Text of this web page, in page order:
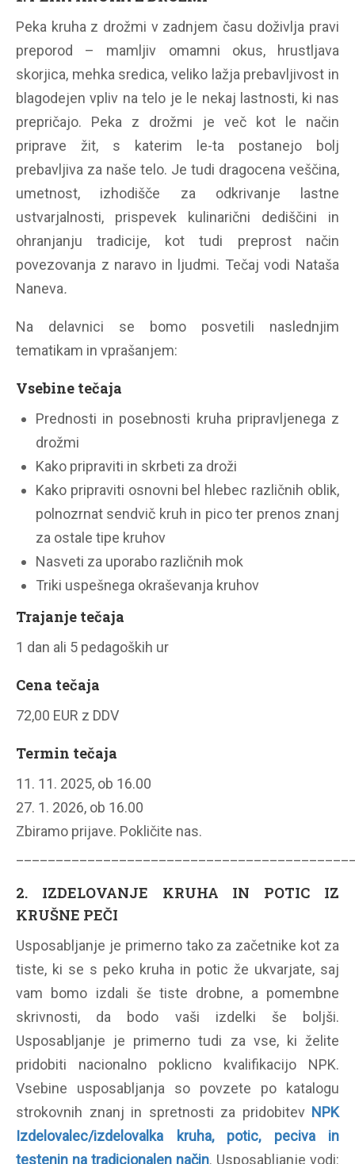
Peka kruha z drožmi v zadnjem času doživlja pravi
preporod – mamljiv omamni okus, hrustljava
skorjica, mehka sredica, veliko lažja prebavljivost in
blagodejen vpliv na telo je le nekaj lastnosti, ki nas
prepričajo. Peka z drožmi je več kot le način
priprave žit, s katerim le-ta postanejo bolj
prebavljiva za naše telo. Je tudi dragocena veščina,
umetnost, izhodišče za odkrivanje lastne
ustvarjalnosti, prispevek kulinarični dediščini in
ohranjanju tradicije, kot tudi preprost način
povezovanja z naravo in ljudmi. Tečaj vodi Nataša
Naneva.
Na delavnici se bomo posvetili naslednjim
tematikam in vprašanjem:
Vsebine tečaja
Prednosti in posebnosti kruha pripravljenega z
drožmi
Kako pripraviti in skrbeti za droži
Kako pripraviti osnovni bel hlebec različnih oblik,
polnozrnat sendvič kruh in pico ter prenos znanj
za ostale tipe kruhov
Nasveti za uporabo različnih mok
Triki uspešnega okraševanja kruhov
Trajanje tečaja
1 dan ali 5 pedagoških ur
Cena tečaja
72,00 EUR z DDV
Termin tečaja
11. 11. 2025, ob 16.00
27. 1. 2026, ob 16.00
Zbiramo prijave. Pokličite nas.
2. IZDELOVANJE KRUHA IN POTIC IZ
KRUŠNE PEČI
Usposabljanje je primerno tako za začetnike kot za
tiste, ki se s peko kruha in potic že ukvarjate, saj
vam bomo izdali še tiste drobne, a pomembne
skrivnosti, da bodo vaši izdelki še boljši.
Usposabljanje je primerno tudi za vse, ki želite
pridobiti nacionalno poklicno kvalifikacijo NPK.
Vsebine usposabljanja so povzete po katalogu
strokovnih znanj in spretnosti za pridobitev NPK
Izdelovalec/izdelovalka kruha, potic, peciva in
testenin na tradicionalen način. Usposabljanje vodi: